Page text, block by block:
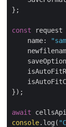
};
const request
name:
});
await
console.log(